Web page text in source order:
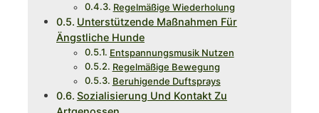
Regelmäßige Wiederholung
Unterstützende Maßnahmen Für
Ängstliche Hunde
Entspannungsmusik Nutzen
Regelmäßige Bewegung
Beruhigende Duftsprays
Sozialisierung Und Kontakt Zu